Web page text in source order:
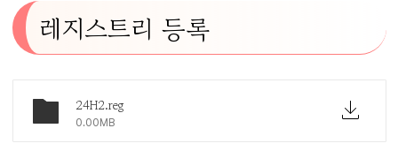
레지스트리 등록
24H2.reg
0.00MB